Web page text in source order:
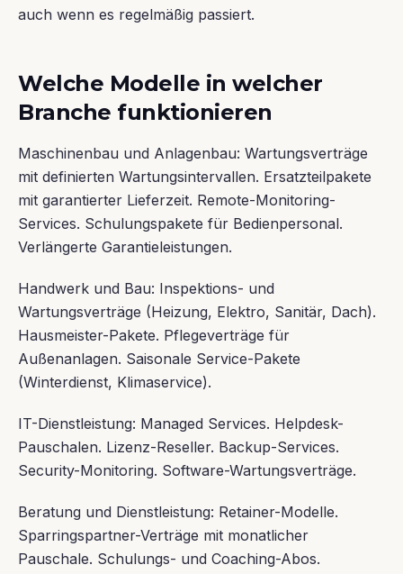
auch wenn es regelmäßig passiert.
Welche Modelle in welcher
Branche funktionieren
Maschinenbau und Anlagenbau: Wartungsverträge
mit definierten Wartungsintervallen. Ersatzteilpakete
mit garantierter Lieferzeit. Remote-Monitoring-
Services. Schulungspakete für Bedienpersonal.
Verlängerte Garantieleistungen.
Handwerk und Bau: Inspektions- und
Wartungsverträge (Heizung, Elektro, Sanitär, Dach).
Hausmeister-Pakete. Pflegeverträge für
Außenanlagen. Saisonale Service-Pakete
(Winterdienst, Klimaservice).
IT-Dienstleistung: Managed Services. Helpdesk-
Pauschalen. Lizenz-Reseller. Backup-Services.
Security-Monitoring. Software-Wartungsverträge.
Beratung und Dienstleistung: Retainer-Modelle.
Sparringspartner-Verträge mit monatlicher
Pauschale. Schulungs- und Coaching-Abos.